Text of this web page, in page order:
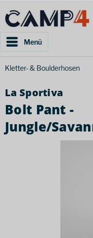
Menü
Kletter- & Boulderhosen
La Sportiva
Bolt Pant -
Jungle/